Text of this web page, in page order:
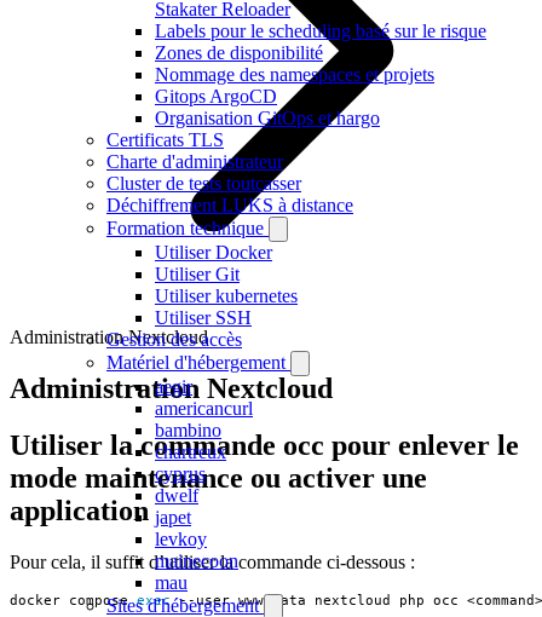
Stakater Reloader
Labels pour le scheduling basé sur le risque
Zones de disponibilité
Nommage des namespaces et projets
Gitops ArgoCD
Organisation GitOps et hargo
Certificats TLS
Charte d'administrateur
Cluster de tests toutcasser
Déchiffrement LUKS à distance
Formation technique
Utiliser Docker
Utiliser Git
Utiliser kubernetes
Utiliser SSH
Gestion des accès
Matériel d'hébergement
aegir
americancurl
bambino
chartreux
cyprus
dwelf
japet
levkoy
mainecoon
mau
Sites d'hébergement
Administration Nextcloud
Administration Nextcloud
Utiliser la commande occ pour enlever le
mode maintenance ou activer une
application
Pour cela, il suffit d’utiliser la commande ci-dessous :
docker compose exec --user www-data nextcloud php occ <command>